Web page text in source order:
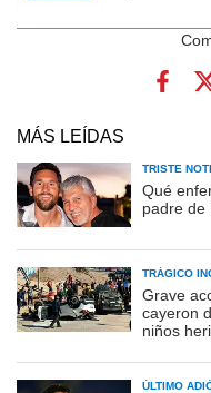
MÁS LEÍDAS
TRISTE
Qué
padre de
TRÁGICO
Grave
cayeron
niños
ÚLTIMO